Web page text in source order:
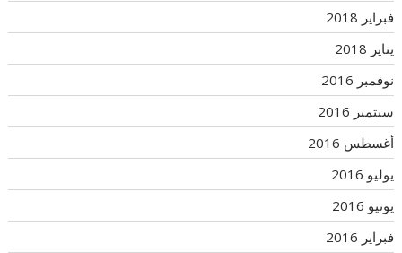
فبراير 2018
يناير 2018
نوفمبر 2016
سبتمبر 2016
أغسطس 2016
يوليو 2016
يونيو 2016
فبراير 2016